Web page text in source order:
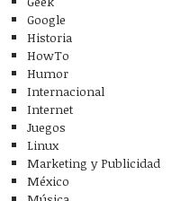
Google
Historia
HowTo
Humor
Internacional
Internet
Juegos
Linux
Marketing y Publicidad
México